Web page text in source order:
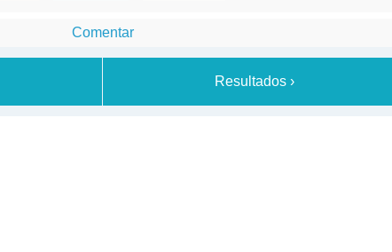
Comentar
Resultados ›